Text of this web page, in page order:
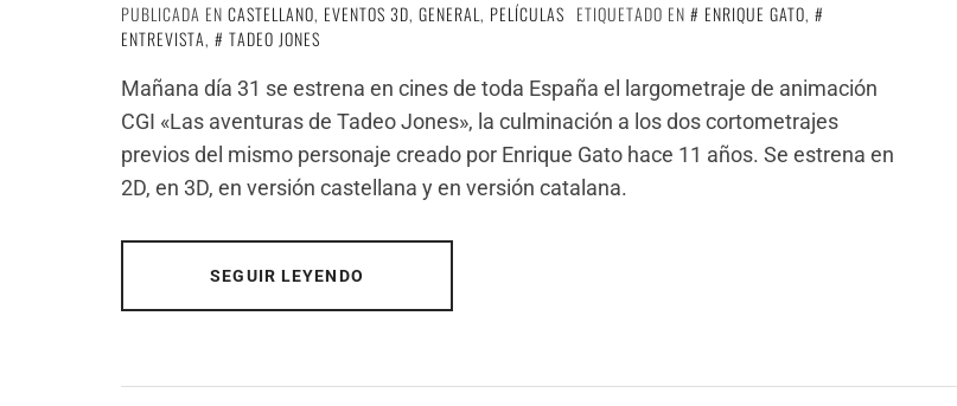
PUBLICADA EN CASTELLANO, EVENTOS 3D, GENERAL, PELÍCULAS ETIQUETADO EN ENRIQUE GATO,
ENTREVISTA,
TADEO JONES
Mañana día 31 se estrena en cines de toda España el largometraje de animación
CGI «Las aventuras de Tadeo Jones», la culminación a los dos cortometrajes
previos del mismo personaje creado por Enrique Gato hace 11 años. Se estrena en
2D, en 3D, en versión castellana y en versión catalana.
SEGUIR LEYENDO